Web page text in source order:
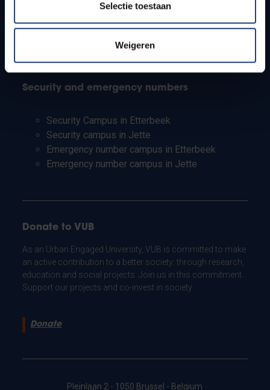
Selectie toestaan
Weigeren
PhD students
Teachers and secondary schools
Working students
Security and emergency numbers
Security Campus in Etterbeek
Security campus in Jette
Emergency number campus in Etterbeek
Emergency number campus in Jette
Donate to VUB
As an Urban Engaged University, VUB is committed to make
an active contribution to a better society: through research,
education and social projects. Join us in this commitment.
Support our projects and co-invest in society.
Donate
Pleinlaan 2 - 1050 Brussel - Belgium